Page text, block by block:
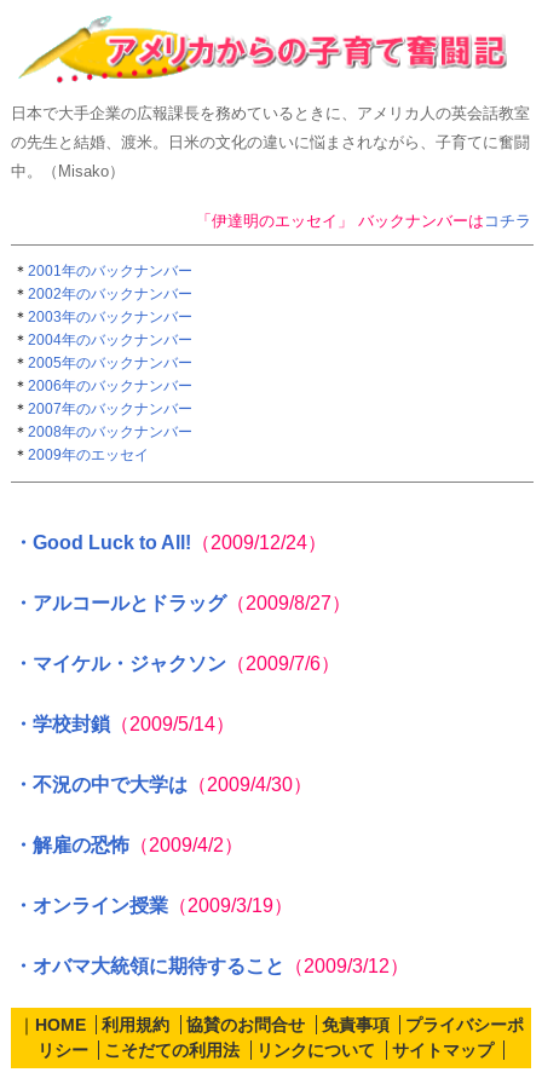
日本で大手企業の広報課長を務めているときに、アメリカ人の英会話教室
の先生と結婚、渡米。日米の文化の違いに悩まされながら、子育てに奮闘
中。（Misako）
「伊達明のエッセイ」 バックナンバーは コチラ
＊ 2001年のバックナンバー
＊ 2002年のバックナンバー
＊ 2003年のバックナンバー
＊ 2004年のバックナンバー
＊ 2005年のバックナンバー
＊ 2006年のバックナンバー
＊ 2007年のバックナンバー
＊ 2008年のバックナンバー
＊ 2009年のエッセイ
・Good Luck to All! （2009/12/24）
・アルコールとドラッグ（2009/8/27）
・マイケル・ジャクソン（2009/7/6）
・学校封鎖（2009/5/14）
・不況の中で大学は （2009/4/30）
・解雇の恐怖（2009/4/2）
・オンライン授業（2009/3/19）
・オバマ大統領に期待すること （2009/3/12）
｜ HOME 利用規約 協賛のお問合せ 免責事項
プライバシーポ
リシー
こそだての利用法 リンクについて サイトマップ